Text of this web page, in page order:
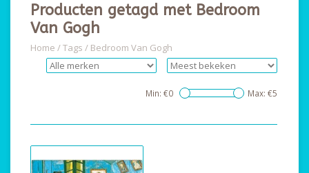
Producten getagd met Bedroom
Van Gogh
Home /Tags / Bedroom Van Gogh
Min: €0 Max: €5